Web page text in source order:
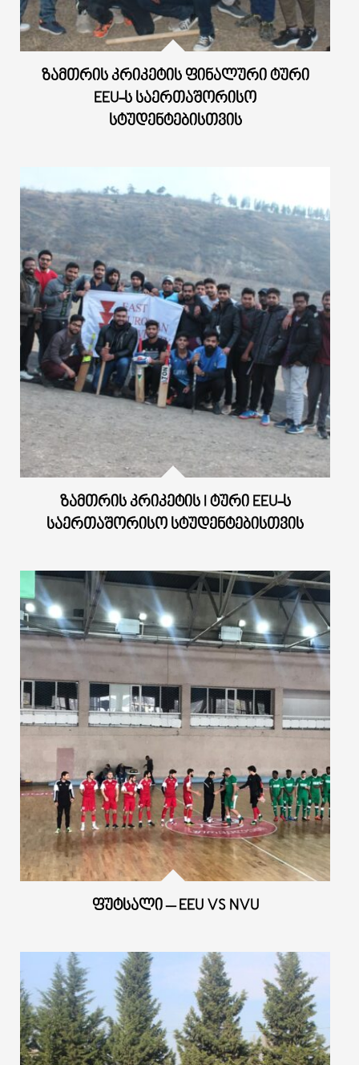
ᲖᲐᲛᲗᲠᲘᲡ ᲙᲠᲘᲙᲔᲢᲘᲡ ᲤᲘᲜᲐᲚᲣᲠᲘ ᲢᲣᲠᲘ
EEU-Ს ᲡᲐᲔᲠᲗᲐᲨᲝᲠᲘᲡᲝ
ᲡᲢᲣᲓᲔᲜᲢᲔᲑᲘᲡᲗᲕᲘᲡ
ᲖᲐᲛᲗᲠᲘᲡ ᲙᲠᲘᲙᲔᲢᲘᲡ I ᲢᲣᲠᲘ EEU-Ს
ᲡᲐᲔᲠᲗᲐᲨᲝᲠᲘᲡᲝ ᲡᲢᲣᲓᲔᲜᲢᲔᲑᲘᲡᲗᲕᲘᲡ
ᲤᲣᲢᲡᲐᲚᲘ – EEU VS NVU